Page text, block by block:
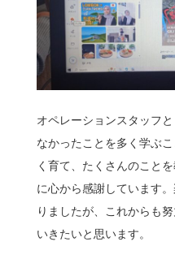
オペレーションスタッフ
なかったことを多く学ぶ
く育て、たくさんのこと
に心から感謝しています
りましたが、これからも
いきたいと思います。